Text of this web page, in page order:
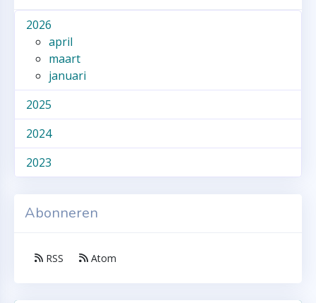
2026
april
maart
januari
2025
2024
2023
Abonneren
RSS Atom